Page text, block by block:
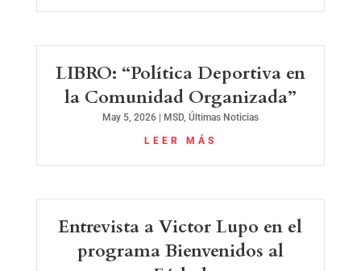
LIBRO: “Política Deportiva en
la Comunidad Organizada”
May 5, 2026| MSD, Últimas Noticias
LEER MÁS
Entrevista a Victor Lupo en el
programa Bienvenidos al